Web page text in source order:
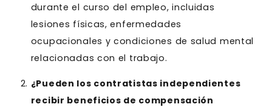
durante el curso del empleo, incluidas
lesiones físicas, enfermedades
ocupacionales y condiciones de salud mental
relacionadas con el trabajo.
¿Pueden los contratistas independientes
recibir beneficios de compensación